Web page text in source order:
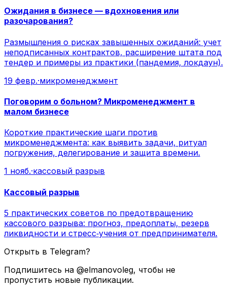
Ожидания в бизнесе — вдохновения или
разочарования?
Размышления о рисках завышенных ожиданий: учет
неподписанных контрактов, расширение штата под
тендер и примеры из практики (пандемия, локдаун).
19 февр.·микроменеджмент
Поговорим о больном? Микроменеджмент в
малом бизнесе
Короткие практические шаги против
микроменеджмента: как выявить задачи, ритуал
погружения, делегирование и защита времени.
1 нояб.·кассовый разрыв
Кассовый разрыв
5 практических советов по предотвращению
кассового разрыва: прогноз, предоплаты, резерв
ликвидности и стресс‑учения от предпринимателя.
Открыть в Telegram?
Подпишитесь на @elmanovoleg, чтобы не
пропустить новые публикации.